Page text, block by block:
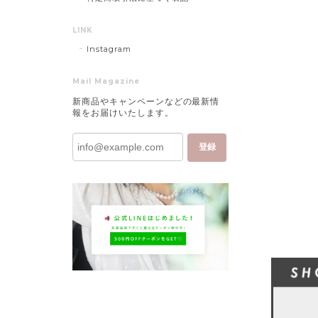
LINK
Instagram
Mail Magazine
新商品やキャンペーンなどの最新情
報をお届けいたします。
登録